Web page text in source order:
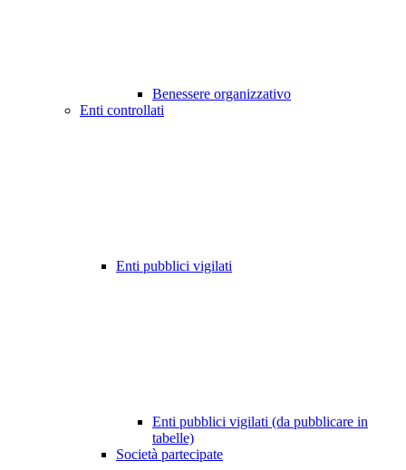
Benessere organizzativo
Enti controllati
Enti pubblici vigilati
Enti pubblici vigilati (da pubblicare in
tabelle)
Società partecipate